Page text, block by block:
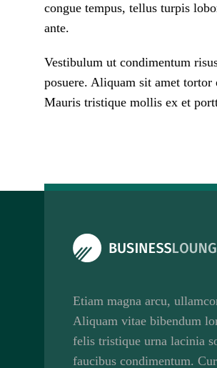
congue tempus, tellus turpis
ante.
Vestibulum ut condimentum
posuere. Aliquam sit amet
Mauris tristique mollis ex et
Etiam magna arcu,
Aliquam vitae bibendum
felis tristique urna lacinia
faucibus condimentum.